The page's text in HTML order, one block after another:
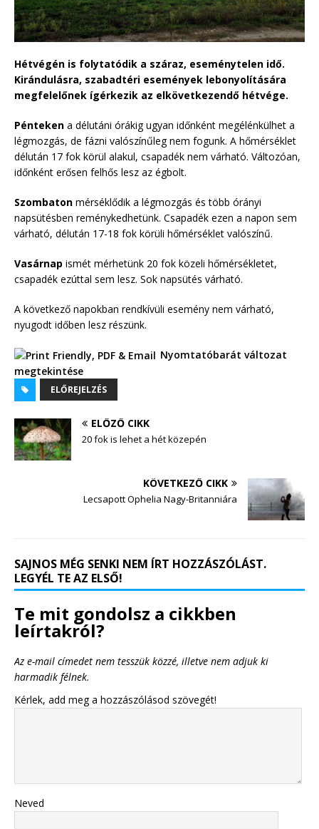
Hétvégén is folytatódik a száraz, eseménytelen idő.
Kirándulásra, szabadtéri események lebonyolítására
megfelelőnek ígérkezik az elkövetkezendő hétvége.
Pénteken a délutáni órákig ugyan időnként megélénkülhet a
légmozgás, de fázni valószínűleg nem fogunk. A hőmérséklet
délután 17 fok körül alakul, csapadék nem várható. Változóan,
időnként erősen felhős lesz az égbolt.
Szombaton mérséklődik a légmozgás és több órányi
napsütésben reménykedhetünk. Csapadék ezen a napon sem
várható, délután 17-18 fok körüli hőmérséklet valószínű.
Vasárnap ismét mérhetünk 20 fok közeli hőmérsékletet,
csapadék ezúttal sem lesz. Sok napsütés várható.
A következő napokban rendkívüli esemény nem várható,
nyugodt időben lesz részünk.
Nyomtatóbarát változat
megtekintése
ELŐREJELZÉS
ELŐZŐ CIKK
20 fok is lehet a hét közepén
KÖVETKEZŐ CIKK
Lecsapott Ophelia Nagy-Britanniára
SAJNOS MÉG SENKI NEM ÍRT HOZZÁSZÓLÁST.
LEGYÉL TE AZ ELSŐ!
Te mit gondolsz a cikkben
leírtakról?
Az e-mail címedet nem tesszük közzé, illetve nem adjuk ki
harmadik félnek.
Kérlek, add meg a hozzászólásod szövegét!
Neved